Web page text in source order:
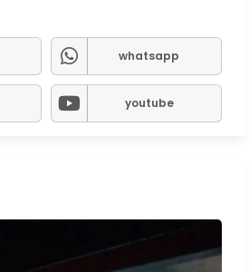
whatsapp
youtube